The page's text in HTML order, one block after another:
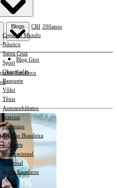
Copa do Mundo
Náutico
Santa Cruz
Sport
Olimpíadas
Basquete
Vôlei
Tênis
Automobilismo
Interior
Feminino
Seleção Brasileira
E-Sports
Internacional
Nacional
Jogos Escolares
Em Foco
Blogs
Blog Giro
CRI 200anos